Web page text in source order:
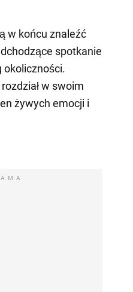
w końcu znaleźć
spotkanie
okoliczności.
w swoim
żywych emocji i